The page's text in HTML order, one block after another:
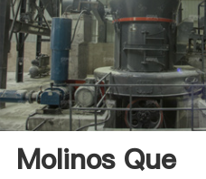
Molinos Que